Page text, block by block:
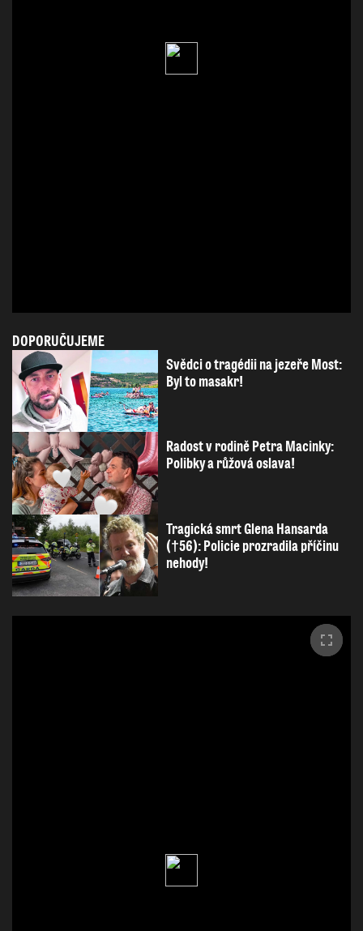
DOPORUČUJEME
Svědci o tragédii na jezeře Most:
Byl to masakr!
Radost v rodině Petra Macinky:
Polibky a růžová oslava!
Tragická smrt Glena Hansarda
(†56): Policie prozradila příčinu
nehody!